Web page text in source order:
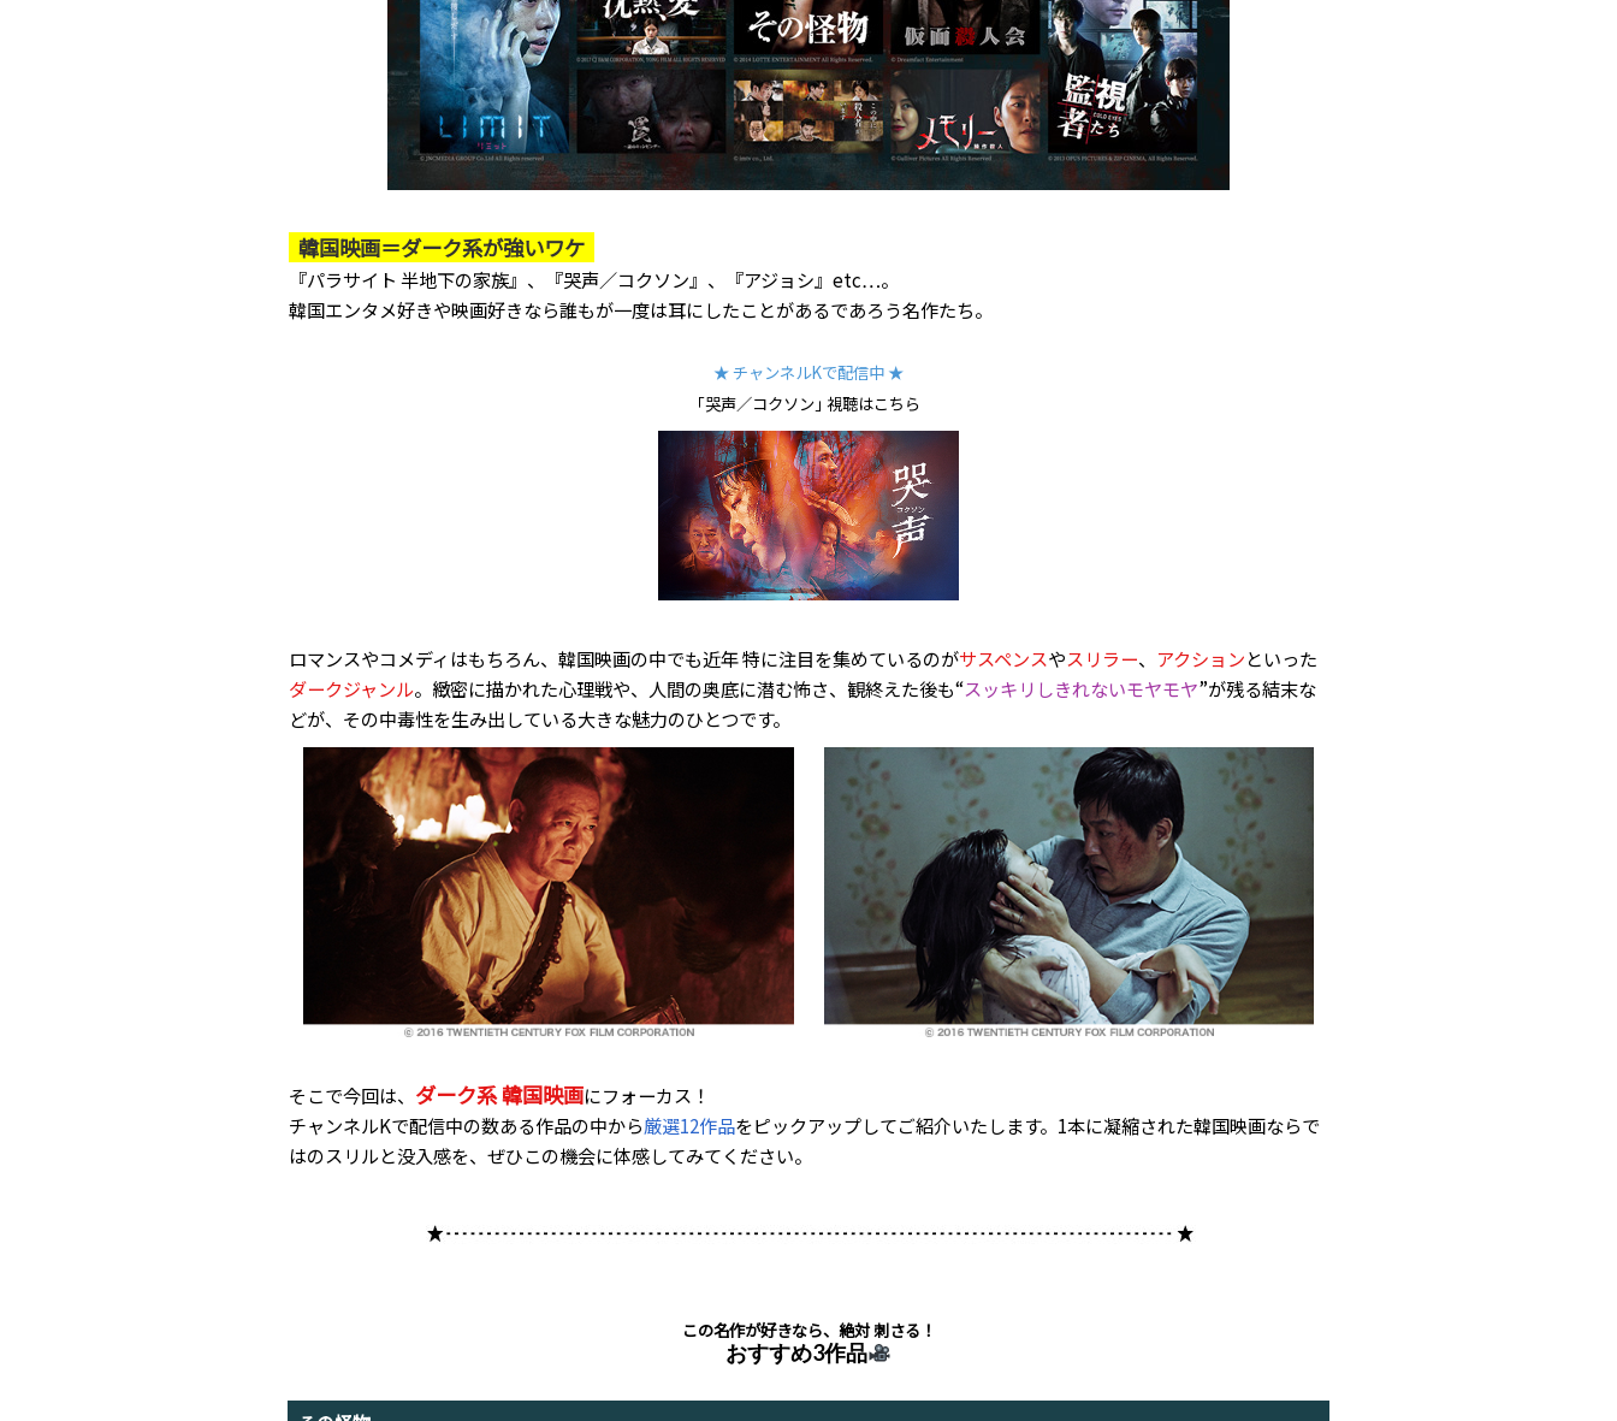
韓国映画＝ダーク系が強いワケ
『パラサイト 半地下の家族』、『哭声／コクソン』、『アジョシ』etc…。
韓国エンタメ好きや映画好きなら誰もが一度は耳にしたことがあるであろう名作たち。
★ チャンネルKで配信中 ★
｢哭声／コクソン｣ 視聴はこちら
ロマンスやコメディはもちろん、韓国映画の中でも近年 特に注目を集めているのがサスペンスやスリラー、 アクションといった
ダークジャンル。緻密に描かれた心理戦や、人間の奥底に潜む怖さ、観終えた後も“スッキリしきれないモヤモヤ”が残る結末な
どが、その中毒性を生み出している大きな魅力のひとつです。
そこで今回は、 ダーク系 韓国映画にフォーカス！
チャンネルKで配信中の数ある作品の中から厳選12作品をピックアップしてご紹介いたします。1本に凝縮された韓国映画ならで
はのスリルと没入感を、ぜひこの機会に体感してみてください。
この名作が好きなら、絶対 刺さる！
おすすめ3作品